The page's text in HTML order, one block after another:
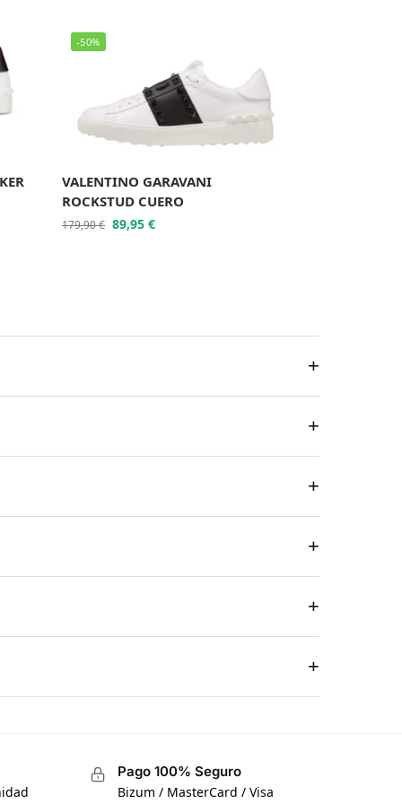
-50%
VALENTINO GARAVANI
ROCKSTUD CUERO
179,90€ 89,95€
+
+
+
+
+
+
Pago 100% Seguro
Bizum / MasterCard / Visa